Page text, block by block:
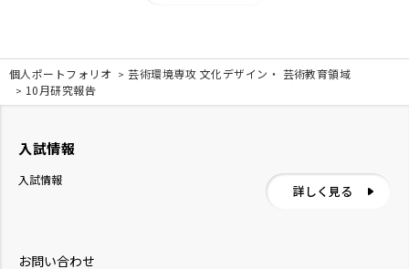
個人ポートフォリオ
芸術環境専攻 文化デザイン・ 芸術教育領域
10月研究報告
お問い合わせ
入試情報
入試情報
詳しく見る